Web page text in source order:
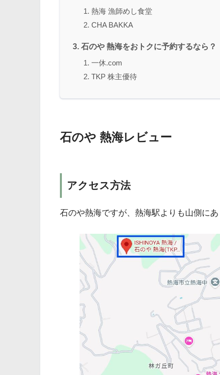
熱海 漁師めし食堂
CHA BAKKA
石のや 熱海をおトクに予約するなら？
一休.com
TKP 株主優待
石のや 熱海レビュー
アクセス方法
石のや熱海ですが、熱海駅よりも山側に